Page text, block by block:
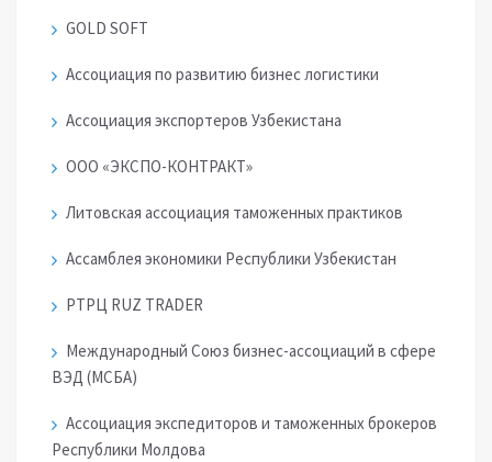
GOLD SOFT
Ассоциация по развитию бизнес логистики
Ассоциация экспортеров Узбекистана
ООО «ЭКСПО-КОНТРАКТ»
Литовская ассоциация таможенных практиков
Ассамблея экономики Республики Узбекистан
РТРЦ RUZ TRADER
Международный Союз бизнес-ассоциаций в сфере
ВЭД (МСБА)
Ассоциация экспедиторов и таможенных брокеров
Республики Молдова